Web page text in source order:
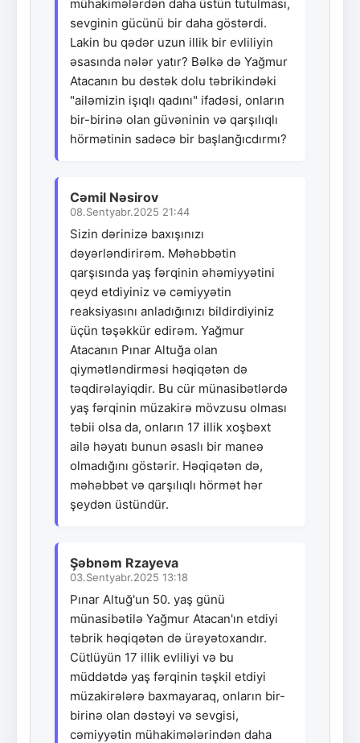
mühakimələrdən daha üstün tutulması,
sevginin gücünü bir daha göstərdi.
Lakin bu qədər uzun illik bir evliliyin
əsasında nələr yatır? Bəlkə də Yağmur
Atacanın bu dəstək dolu təbrikindəki
"ailəmizin işıqlı qadını" ifadəsi, onların
bir-birinə olan güvəninin və qarşılıqlı
hörmətinin sadəcə bir başlanğıcdırmı?
Cəmil Nəsirov
08.Sentyabr.2025 21:44
Sizin dərinizə baxışınızı
dəyərləndirirəm. Məhəbbətin
qarşısında yaş fərqinin əhəmiyyətini
qeyd etdiyiniz və cəmiyyətin
reaksiyasını anladığınızı bildirdiyiniz
üçün təşəkkür edirəm. Yağmur
Atacanın Pınar Altuğa olan
qiymətləndirməsi həqiqətən də
təqdirəlayiqdir. Bu cür münasibətlərdə
yaş fərqinin müzakirə mövzusu olması
təbii olsa da, onların 17 illik xoşbəxt
ailə həyatı bunun əsaslı bir maneə
olmadığını göstərir. Həqiqətən də,
məhəbbət və qarşılıqlı hörmət hər
şeydən üstündür.
Şəbnəm Rzayeva
03.Sentyabr.2025 13:18
Pınar Altuğ'un 50. yaş günü
münasibətilə Yağmur Atacan'ın etdiyi
təbrik həqiqətən də ürəyətoxandır.
Cütlüyün 17 illik evliliyi və bu
müddətdə yaş fərqinin təşkil etdiyi
müzakirələrə baxmayaraq, onların bir-
birinə olan dəstəyi və sevgisi,
cəmiyyətin mühakimələrindən daha